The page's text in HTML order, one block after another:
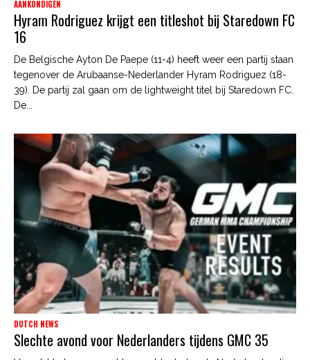
AANKONDIGEN
Hyram Rodriguez krijgt een titleshot bij Staredown FC
16
De Belgische Ayton De Paepe (11-4) heeft weer een partij staan
tegenover de Arubaanse-Nederlander Hyram Rodriguez (18-
39). De partij zal gaan om de lightweight titel bij Staredown FC.
De...
DUTCH NEWS
Slechte avond voor Nederlanders tijdens GMC 35